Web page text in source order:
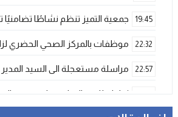
19:45 جمعية التميز تنظم نشاطًا
22:32 موظفات بالمركز الصحي الحضري
22:57 مراسلة مستعجلة الى السيد
إحاطة للجنة الإقليمية لمتصرفي